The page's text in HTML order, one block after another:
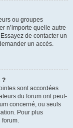
ou groupes
n’importe quelle autre
de contacter un
un accès.
?
sont accordées
du forum ont peut-
concerné, ou seuls
Pour plus
forum.